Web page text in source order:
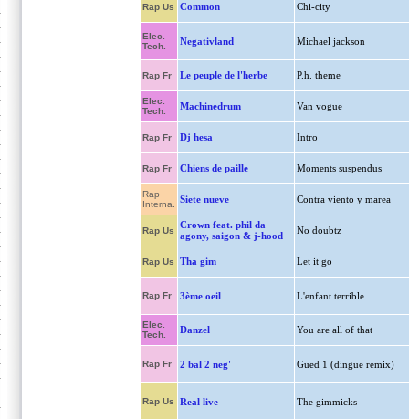
Rap Us Common Chi-city
Elec.
Tech.
Negativland Michael jackson
Rap Fr Le peuple de l'herbe P.h. theme
Elec.
Tech.
Machinedrum Van vogue
Rap Fr Dj hesa Intro
Rap Fr Chiens de paille Moments suspendus
Rap
Interna.
Siete nueve Contra viento y marea
Rap Us
Crown feat. phil da
agony, saigon & j-hood
No doubtz
Rap Us Tha gim Let it go
Rap Fr 3ème oeil L'enfant terrible
Elec.
Tech.
Danzel You are all of that
Rap Fr 2 bal 2 neg' Gued 1 (dingue remix)
Rap Us Real live The gimmicks